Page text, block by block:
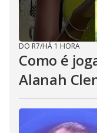
DO R7/HÁ 1 HORA
Como é
Alanah